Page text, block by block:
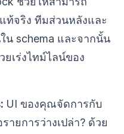
ท้จริง ทีมส่วนหลังและ
น schema และจากนั้น
เร่งไทม์ไลน์ของ
UI ของคุณจัดการกับ
ายการว่างเปล่า? ด้วย